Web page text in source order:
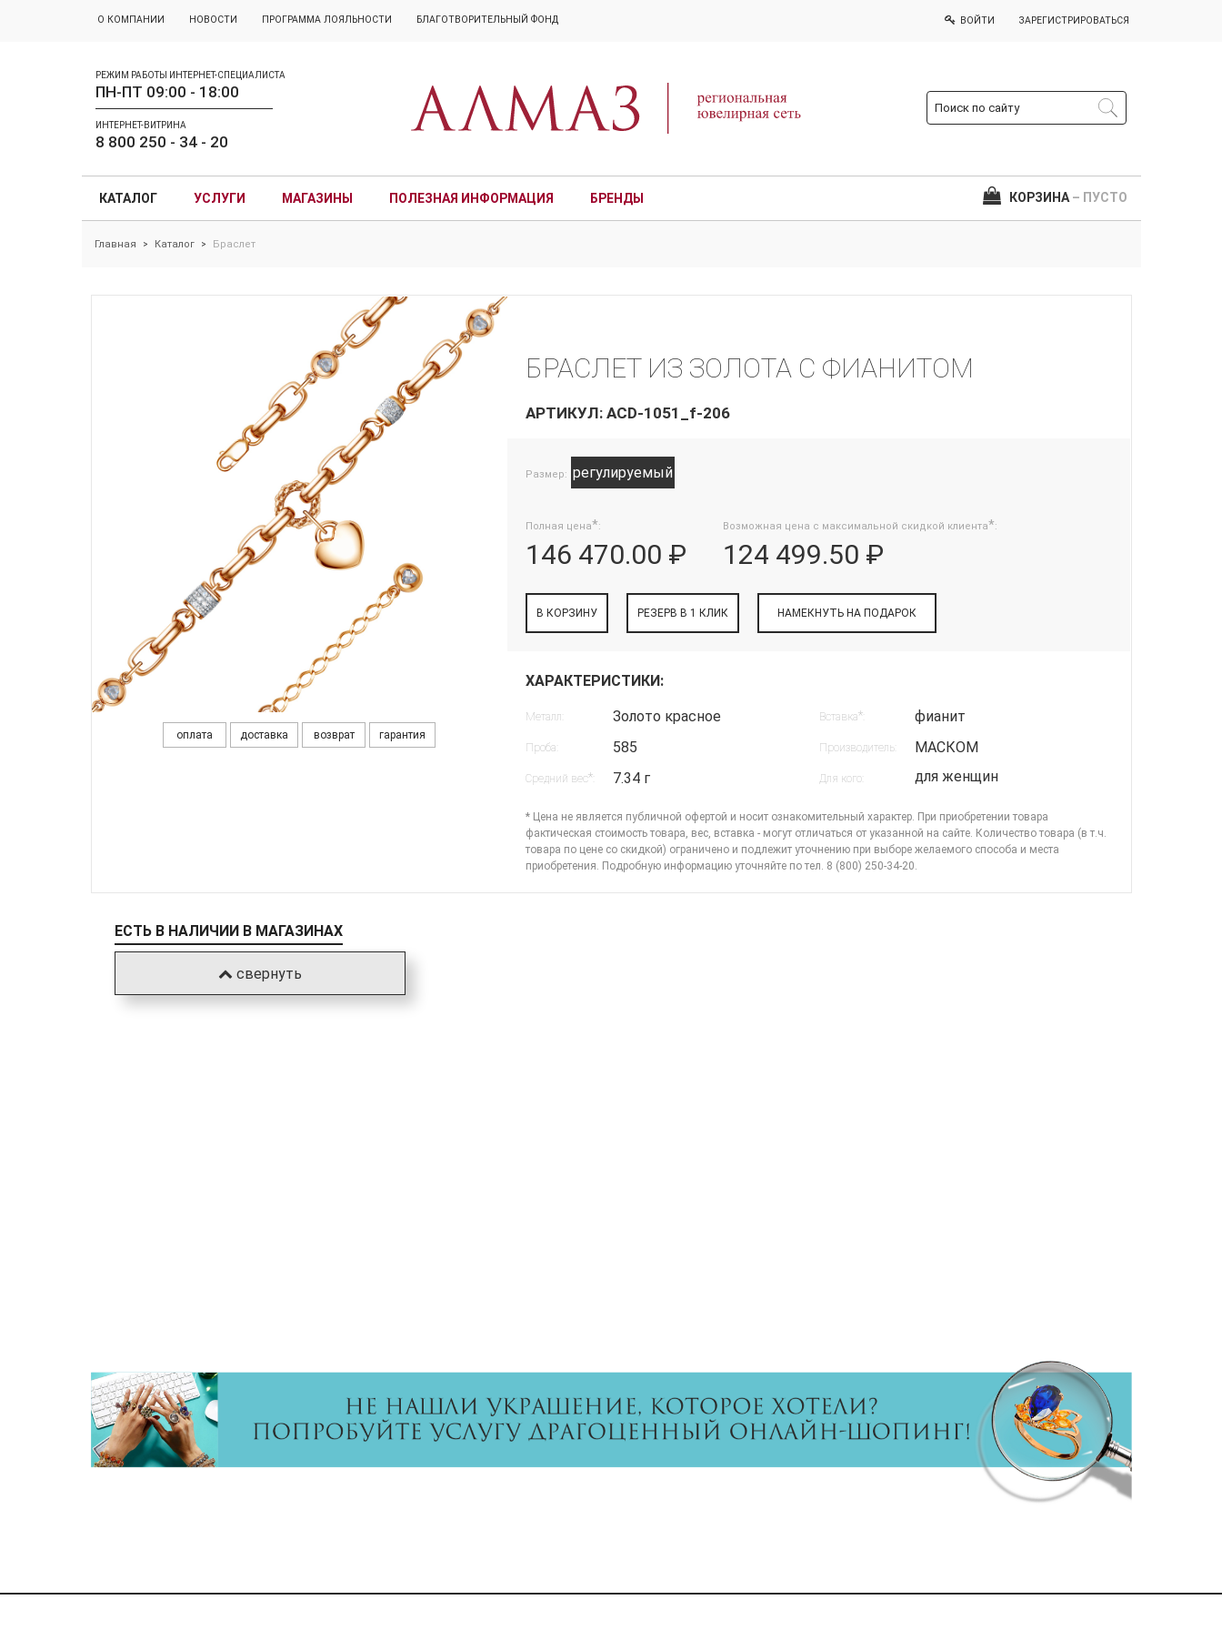
О КОМПАНИИ НОВОСТИ ПРОГРАММА ЛОЯЛЬНОСТИ БЛАГОТВОРИТЕЛЬНЫЙ ФОНД
РЕЖИМ РАБОТЫ ИНТЕРНЕТ-СПЕЦИАЛИСТА
ПН-ПТ 09:00 - 18:00
ИНТЕРНЕТ-ВИТРИНА
8 800 250 - 34 - 20
ВОЙТИ ЗАРЕГИСТРИРОВАТЬСЯ
КАТАЛОГ УСЛУГИ МАГАЗИНЫ ПОЛЕЗНАЯ ИНФОРМАЦИЯ БРЕНДЫ КОРЗИНА – ПУСТО
Главная > Каталог > Браслет
оплата доставка возврат гарантия
БРАСЛЕТ ИЗ ЗОЛОТА С ФИАНИТОМ
АРТИКУЛ: ACD-1051_f-206
Размер: регулируемый
Полная цена*:
146 470.00 ₽
Возможная цена с максимальной скидкой клиента*:
124 499.50 ₽
В КОРЗИНУ РЕЗЕРВ В 1 КЛИК НАМЕКНУТЬ НА ПОДАРОК
ХАРАКТЕРИСТИКИ:
Металл: Золото красное
Проба: 585
Средний вес*: 7.34 г
Вставка*: фианит
Производитель: МАСКОМ
Для кого: для женщин
* Цена не является публичной офертой и носит ознакомительный характер. При приобретении товара
фактическая стоимость товара, вес, вставка - могут отличаться от указанной на сайте. Количество товара (в т.ч.
товара по цене со скидкой) ограничено и подлежит уточнению при выборе желаемого способа и места
приобретения. Подробную информацию уточняйте потел. 8 (800) 250-34-20
ЕСТЬ В НАЛИЧИИ В МАГАЗИНАХ
свернуть